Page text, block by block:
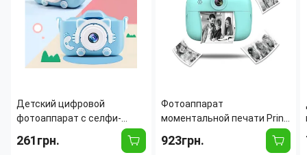
Детский цифровой
фотоаппарат с селфи-
камерой AND T14 Smart
Kids Kitty, фотокамера для
261грн.
Фотоаппарат
моментальной печати Print
Camera MA458 – 1080 dpi,
термопечать 57×30 мм,
923грн.